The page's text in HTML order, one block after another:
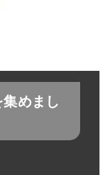
めまし